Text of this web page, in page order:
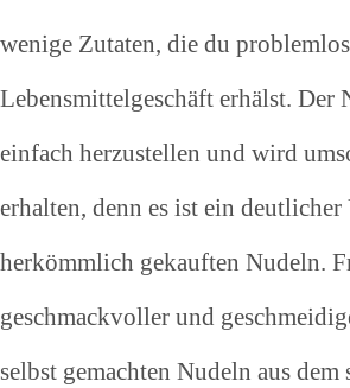
wenige Zutaten, die du
Lebensmittelgeschäft erhälst. Der
einfach herzustellen und wird
erhalten, denn es ist ein deutlicher
herkömmlich gekauften Nudeln.
geschmackvoller und
selbst gemachten Nudeln aus dem